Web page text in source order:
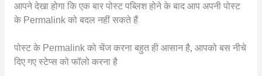
आपने देखा होगा कि एक बार पोस्ट पब्लिश होने के बाद आप अपनी पोस्ट
के Permalink को बदल नहीं सकते हैं
पोस्ट के Permalink को चेंज करना बहुत ही आसान है, आपको बस नीचे
दिए गए स्टेप्स को फॉलो करना है